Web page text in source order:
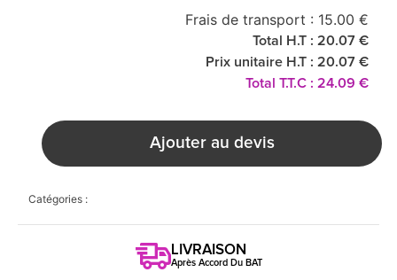
Frais de transport : 15.00 €
Total H.T : 20.07 €
Prix unitaire H.T : 20.07 €
Total T.T.C : 24.09 €
Ajouter au devis
Catégories :
LIVRAISON
Après Accord Du BAT